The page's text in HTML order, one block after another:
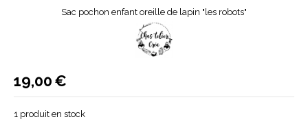
Sac pochon enfant oreille de lapin "les robots"
19,00€
1 produit en stock